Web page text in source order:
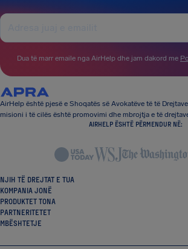
Dua të marr emaile nga AirHelp dhe jam dakord me
AirHelp është pjesë e Shoqatës së Avokatëve të të
misioni i të cilës është promovimi dhe mbrojtja e të
AIRHELP ËSHTË PËRMENDUR NË:
NJIH TË DREJTAT E TUA
KOMPANIA JONË
PRODUKTET TONA
PARTNERITETET
MBËSHTETJE